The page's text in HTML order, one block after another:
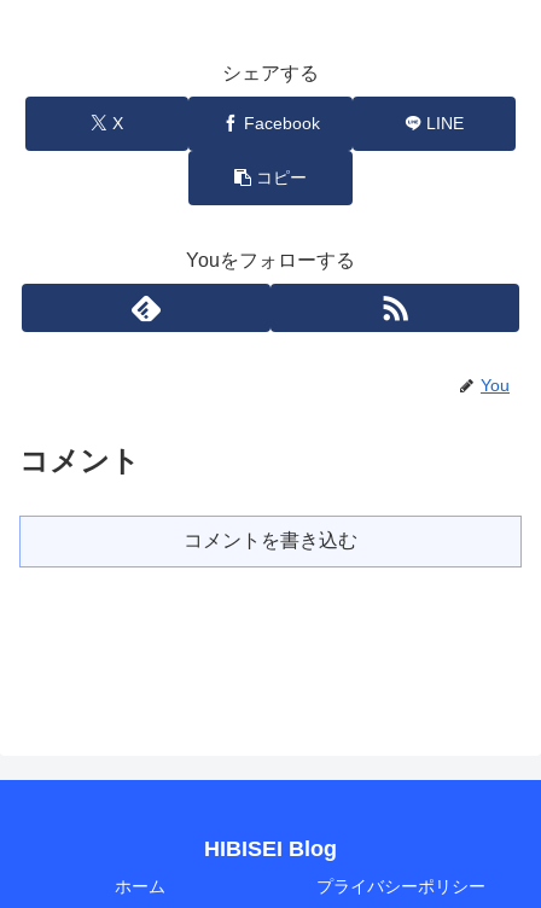
シェアする
X Facebook LINE
コピー
Youをフォローする
You
コメント
コメントを書き込む
HIBISEI Blog
ホーム プライバシーポリシー